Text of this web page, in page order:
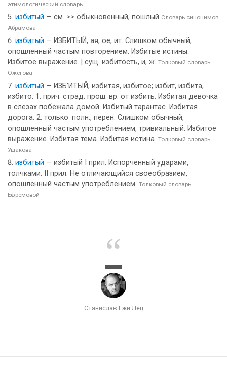
этимологический словарь
избитый — см. >> обыкновенный, пошлый Словарь синонимов
Абрамова
избитый — ИЗБИТЫЙ, ая, ое; ит. Слишком обычный,
опошленный частым повторением. Избитые истины.
Избитое выражение. | сущ. избитость, и, ж. Толковый словарь
Ожегова
избитый — ИЗБ’ИТЫЙ, избитая, избитое; избит, избита,
избито. 1. прич. страд. прош. вр. от избить. Избитая девочка
в слезах побежала домой. Избитый тарантас. Избитая
дорога. 2. только ·полн., перен. Слишком обычный,
опошленный частым употреблением, тривиальный. Избитое
выражение. Избитая тема. Избитая истина. Толковый словарь
Ушакова
избитый — избитый I прил. Испорченный ударами,
толчками. II прил. Не отличающийся своеобразием,
опошленный частым употреблением. Толковый словарь
Ефремовой